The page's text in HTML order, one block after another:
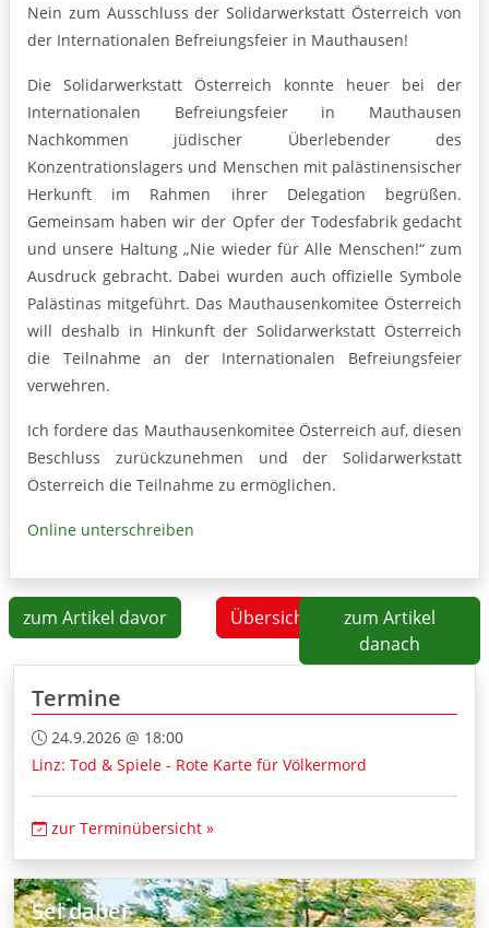
Nein zum Ausschluss der Solidarwerkstatt Österreich von
der Internationalen Befreiungsfeier in Mauthausen!
Die Solidarwerkstatt Österreich konnte heuer bei der
Internationalen Befreiungsfeier in Mauthausen
Nachkommen jüdischer Überlebender des
Konzentrationslagers und Menschen mit palästinensischer
Herkunft im Rahmen ihrer Delegation begrüßen.
Gemeinsam haben wir der Opfer der Todesfabrik gedacht
und unsere Haltung „Nie wieder für Alle Menschen!“ zum
Ausdruck gebracht. Dabei wurden auch offizielle Symbole
Palästinas mitgeführt. Das Mauthausenkomitee Österreich
will deshalb in Hinkunft der Solidarwerkstatt Österreich
die Teilnahme an der Internationalen Befreiungsfeier
verwehren.
Ich fordere das Mauthausenkomitee Österreich auf, diesen
Beschluss zurückzunehmen und der Solidarwerkstatt
Österreich die Teilnahme zu ermöglichen.
Online unterschreiben
zum Artikel davor Übersicht
zum Artikel
danach
Termine
24.9.2026 @ 18:00
Linz: Tod & Spiele - Rote Karte für Völkermord
zur Terminübersicht »
Sei dabei